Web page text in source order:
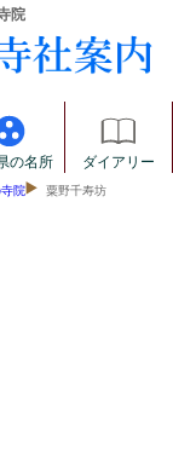
院
の名所 ダイアリー
院 粟野千寿坊